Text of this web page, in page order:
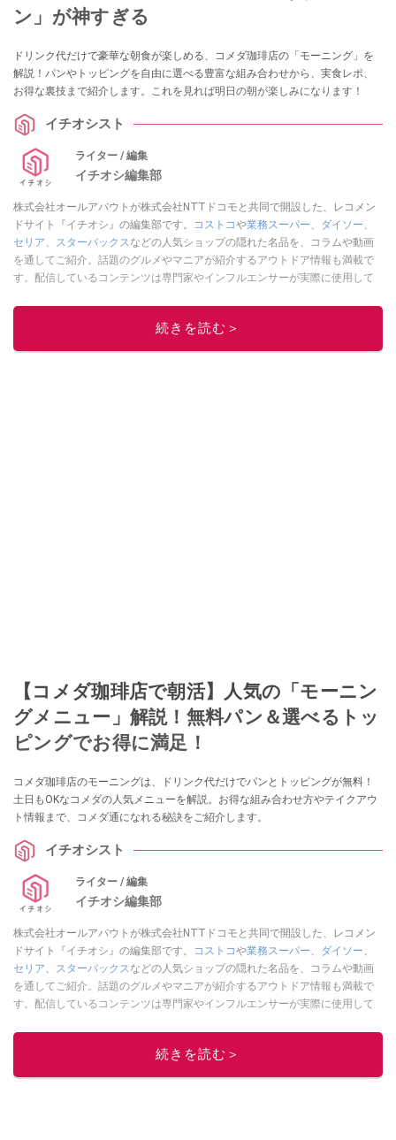
ン」が神すぎる
ドリンク代だけで豪華な朝食が楽しめる、コメダ珈琲店の「モーニング」を
解説！パンやトッピングを自由に選べる豊富な組み合わせから、実食レポ、
お得な裏技まで紹介します。これを見れば明日の朝が楽しみになります！
イチオシスト
ライター / 編集
イチオシ編集部
株式会社オールアバウトが株式会社NTTドコモと共同で開設した、レコメン
ドサイト『イチオシ』の編集部です。
コストコや業務スーパー、 ダイソー、
セリア、 スターバックスなどの人気ショップの隠れた名品を、コラムや動画
を通してご紹介。話題のグルメやマニアが紹介するアウトドア情報も満載で
す。配信しているコンテンツは専門家やインフルエンサーが実際に使用して
ニュースでフォロー
続きを読む＞
【コメダ珈琲店で朝活】人気の「モーニン
グメニュー」解説！無料パン＆選べるトッ
ピングでお得に満足！
コメダ珈琲店のモーニングは、ドリンク代だけでパンとトッピングが無料！
土日もOKなコメダの人気メニューを解説。お得な組み合わせ方やテイクアウ
ト情報まで、コメダ通になれる秘訣をご紹介します。
イチオシスト
ライター / 編集
イチオシ編集部
株式会社オールアバウトが株式会社NTTドコモと共同で開設した、レコメン
ドサイト『イチオシ』の編集部です。
コストコや業務スーパー、 ダイソー、
セリア、 スターバックスなどの人気ショップの隠れた名品を、コラムや動画
を通してご紹介。話題のグルメやマニアが紹介するアウトドア情報も満載で
す。配信しているコンテンツは専門家やインフルエンサーが実際に使用して
ニュースでフォロー
続きを読む＞